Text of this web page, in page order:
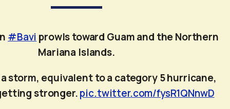
#Bavi prowls toward Guam and the Northern
Mariana Islands.
a storm, equivalent to a category 5 hurricane,
stronger.pic.twitter.com/fysR1QNnwD